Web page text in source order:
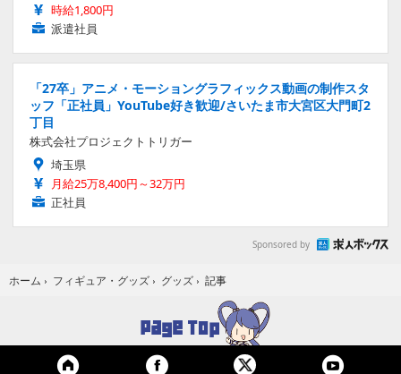
時給1,800円
派遣社員
「27卒」アニメ・モーショングラフィックス動画の制作スタ
ッフ「正社員」YouTube好き歓迎/さいたま市大宮区大門町2
丁目
株式会社プロジェクトトリガー
埼玉県
月給25万8,400円～32万円
正社員
Sponsored by
ホーム › フィギュア・グッズ › グッズ › 記事